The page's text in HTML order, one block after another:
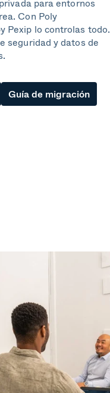
Con Poly
Pexip lo controlas todo.
seguridad y datos de
Guía de migración